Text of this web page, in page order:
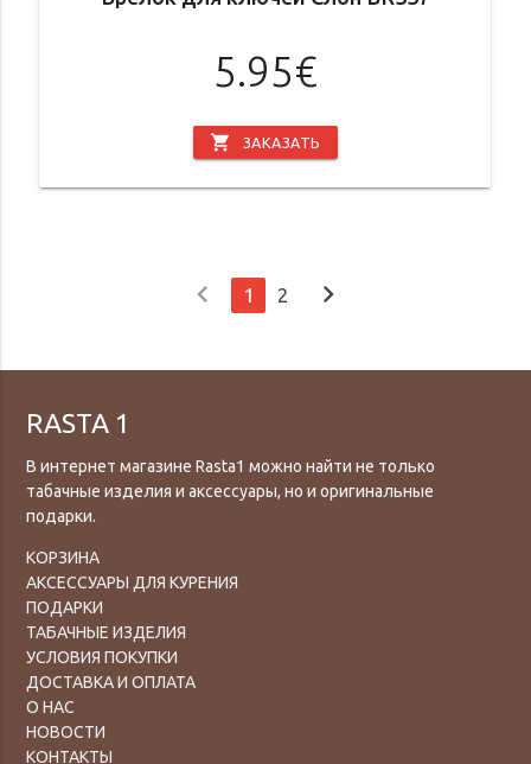
5.95€
shopping_cart ЗАКАЗАТЬ
chevron_left 1 2 chevron_right
RASTA 1
В интернет магазине Rasta1 можно найти не только
табачные изделия и аксессуары, но и оригинальные
подарки.
КОРЗИНА
АКСЕССУАРЫ ДЛЯ КУРЕНИЯ
ПОДАРКИ
ТАБАЧНЫЕ ИЗДЕЛИЯ
УСЛОВИЯ ПОКУПКИ
ДОСТАВКА И ОПЛАТА
О НАС
НОВОСТИ
КОНТАКТЫ